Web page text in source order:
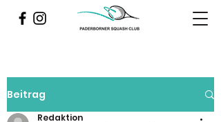
Beitrag
Redaktion